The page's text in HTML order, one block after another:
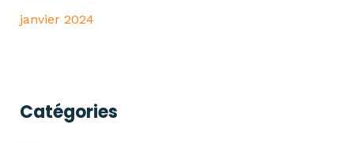
janvier 2024
Catégories